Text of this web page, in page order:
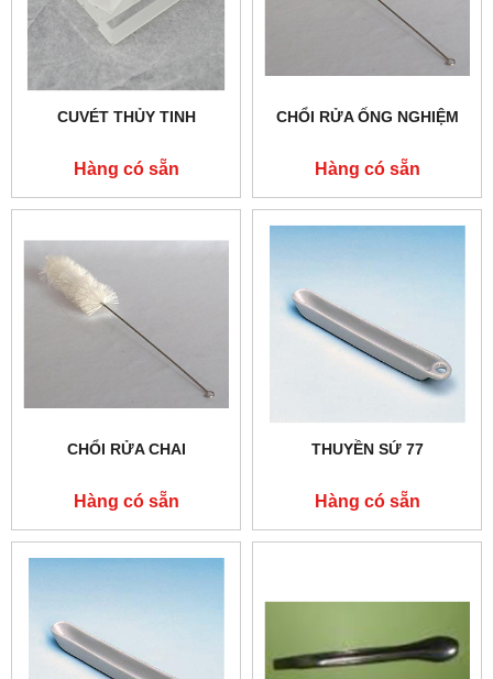
CUVÉT THỦY TINH
Hàng có sẵn
CHỔI RỬA ỐNG NGHIỆM
Hàng có sẵn
CHỔI RỬA CHAI
Hàng có sẵn
THUYỀN SỨ 77
Hàng có sẵn